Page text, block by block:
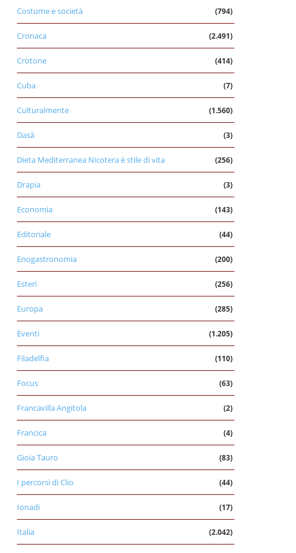
Costume e società (794)
Cronaca (2.491)
Crotone (414)
Cuba (7)
Culturalmente (1.560)
Dasà (3)
Dieta Mediterranea Nicotera è stile di vita (256)
Drapia (3)
Economia (143)
Editoriale (44)
Enogastronomia (200)
Esteri (256)
Europa (285)
Eventi (1.205)
Filadelfia (110)
Focus (63)
Francavilla Angitola (2)
Francica (4)
Gioia Tauro (83)
I percorsi di Clio (44)
Ionadi (17)
Italia (2.042)